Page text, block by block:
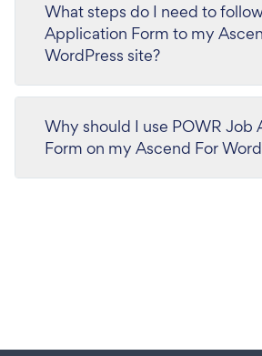
What steps do I need to
Application Form to my
WordPress site?
Why should I use POWR Job
Form on my Ascend For